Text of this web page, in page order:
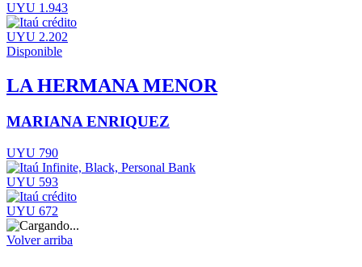
UYU 1.943
UYU 2.202
Disponible
LA HERMANA MENOR
MARIANA ENRIQUEZ
UYU 790
UYU 593
UYU 672
Volver arriba